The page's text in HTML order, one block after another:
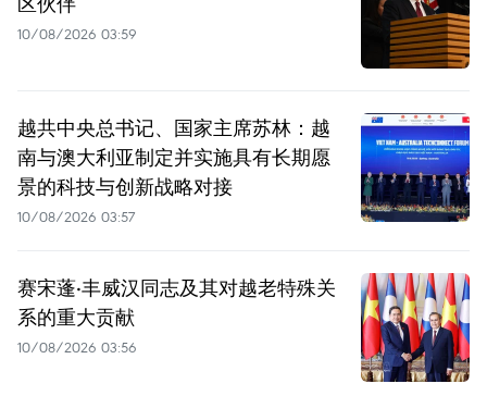
10/08/2026 03:59
越共中央总书记、国家主席苏林：越
南与澳大利亚制定并实施具有长期愿
景的科技与创新战略对接
10/08/2026 03:57
赛宋蓬·丰威汉同志及其对越老特殊关
系的重大贡献
10/08/2026 03:56